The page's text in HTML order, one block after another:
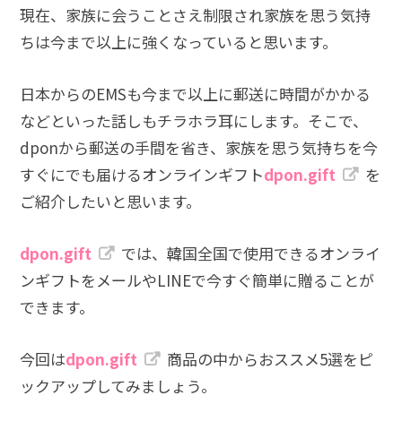
現在、家族に会うことさえ制限され家族を思う気持
ちは今まで以上に強くなっていると思います。
日本からのEMSも今まで以上に郵送に時間がかかる
などといった話しもチラホラ耳にします。そこで、
dponから郵送の手間を省き、家族を思う気持ちを今
すぐにでも届けるオンラインギフトdpon.gift
を
ご紹介したいと思います。
dpon.gift
では、韓国全国で使用できるオンライ
ンギフトをメールやLINEで今すぐ簡単に贈ることが
できます。
今回はdpon.gift
商品の中からおススメ5選をピ
ックアップしてみましょう。